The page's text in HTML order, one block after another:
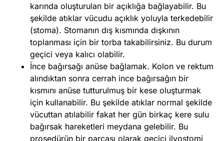
karında oluşturulan bir açıklığa bağlayabilir. Bu
şekilde atıklar vücudu açıklık yoluyla terkedebilir
(stoma). Stomanın dış kısmında dışkının
toplanması için bir torba takabilirsiniz. Bu durum
geçici veya kalıcı olabilir.
İnce bağırsağı anüse bağlamak. Kolon ve rektum
alındıktan sonra cerrah ince bağırsağın bir
kısmını anüse tutturulmuş bir kese oluşturmak
için kullanabilir. Bu şekilde atıklar normal şekilde
vücuttan atılabilir fakat her gün birkaç kere sulu
bağırsak hareketleri meydana gelebilir. Bu
prosedürün bir parçası olarak geçici ilyostomi